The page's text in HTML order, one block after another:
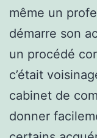
même un
démarre son
un procédé
c’était
cabinet de
donner